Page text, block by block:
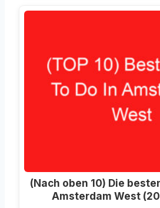
(Nach oben 10) Die
Amsterdam West